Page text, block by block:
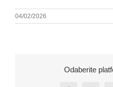
04/02/2026
Odaberite